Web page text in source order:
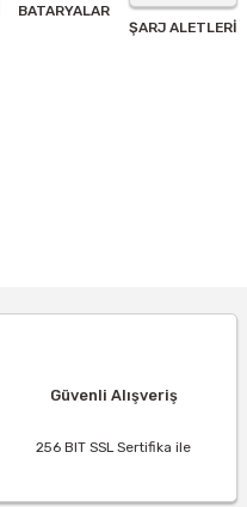
BATARYALAR
ŞARJ ALETLERI
Güvenli Alışveriş
256 BIT SSL Sertifika ile